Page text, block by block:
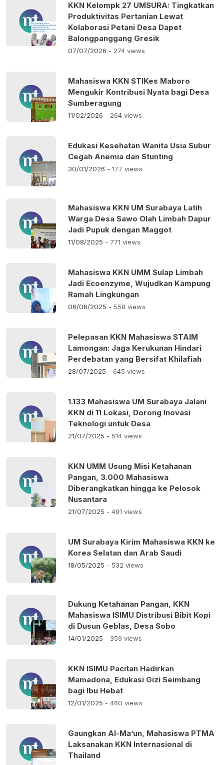
KKN Kelompk 27 UMSURA: Tingkatkan
Produktivitas Pertanian Lewat
Kolaborasi Petani Desa Dapet
Balongpanggang Gresik
07/07/2026 - 274 views
Mahasiswa KKN STIKes Maboro
Mengukir Kontribusi Nyata bagi Desa
Sumberagung
11/02/2026 - 264 views
Edukasi Kesehatan Wanita Usia Subur
Cegah Anemia dan Stunting
30/01/2026 - 177 views
Mahasiswa KKN UM Surabaya Latih
Warga Desa Sawo Olah Limbah Dapur
Jadi Pupuk dengan Maggot
11/08/2025 - 771 views
Mahasiswa KKN UMM Sulap Limbah
Jadi Ecoenzyme, Wujudkan Kampung
Ramah Lingkungan
06/08/2025 - 558 views
Pelepasan KKN Mahasiswa STAIM
Lamongan: Jaga Kerukunan Hindari
Perdebatan yang Bersifat Khilafiah
28/07/2025 - 645 views
1.133 Mahasiswa UM Surabaya Jalani
KKN di 11 Lokasi, Dorong Inovasi
Teknologi untuk Desa
21/07/2025 - 514 views
KKN UMM Usung Misi Ketahanan
Pangan, 3.000 Mahasiswa
Diberangkatkan hingga ke Pelosok
Nusantara
21/07/2025 - 491 views
UM Surabaya Kirim Mahasiswa KKN ke
Korea Selatan dan Arab Saudi
18/05/2025 - 532 views
Dukung Ketahanan Pangan, KKN
Mahasiswa ISIMU Distribusi Bibit Kopi
di Dusun Geblas, Desa Sobo
14/01/2025 - 359 views
KKN ISIMU Pacitan Hadirkan
Mamadona, Edukasi Gizi Seimbang
bagi Ibu Hebat
12/01/2025 - 460 views
Gaungkan Al-Ma’un, Mahasiswa PTMA
Laksanakan KKN Internasional di
Thailand